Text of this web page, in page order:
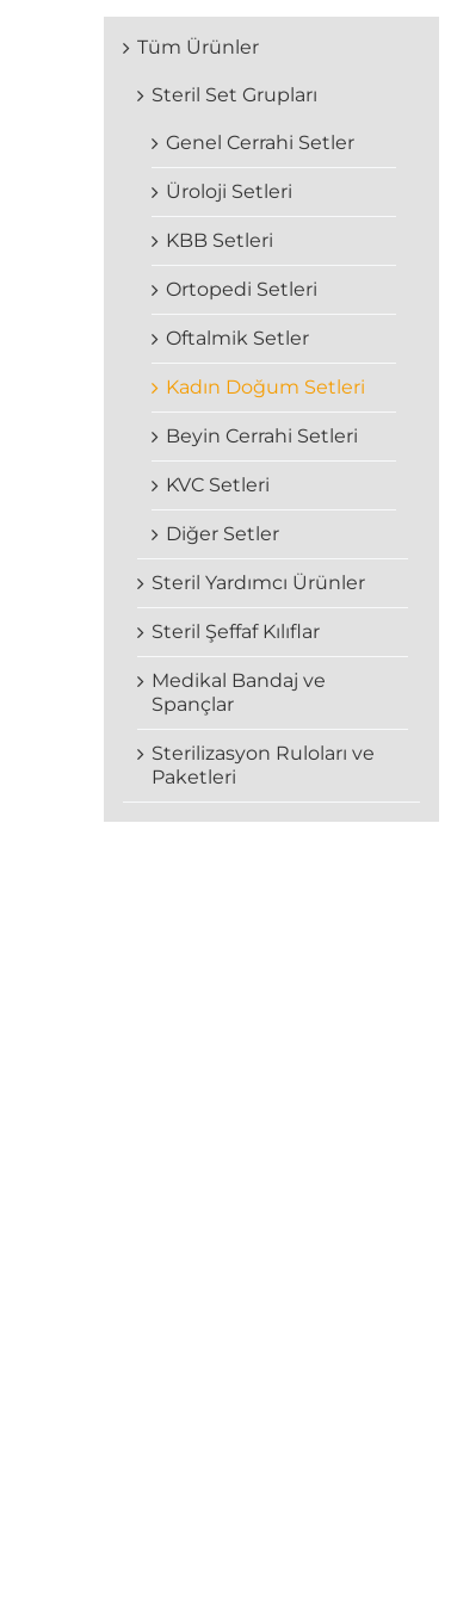
Tüm Ürünler
Steril Set Grupları
Genel Cerrahi Setler
Üroloji Setleri
KBB Setleri
Ortopedi Setleri
Oftalmik Setler
Kadın Doğum Setleri
Beyin Cerrahi Setleri
KVC Setleri
Diğer Setler
Steril Yardımcı Ürünler
Steril Şeffaf Kılıflar
Medikal Bandaj ve
Spançlar
Sterilizasyon Ruloları ve
Paketleri